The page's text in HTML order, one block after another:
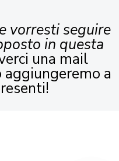
vorresti seguire
in questa
una mail
aggiungeremo a